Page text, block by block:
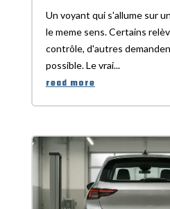
Un voyant qui s'allume sur
le meme sens. Certains
contrôle, d'autres
possible. Le vrai...
read more